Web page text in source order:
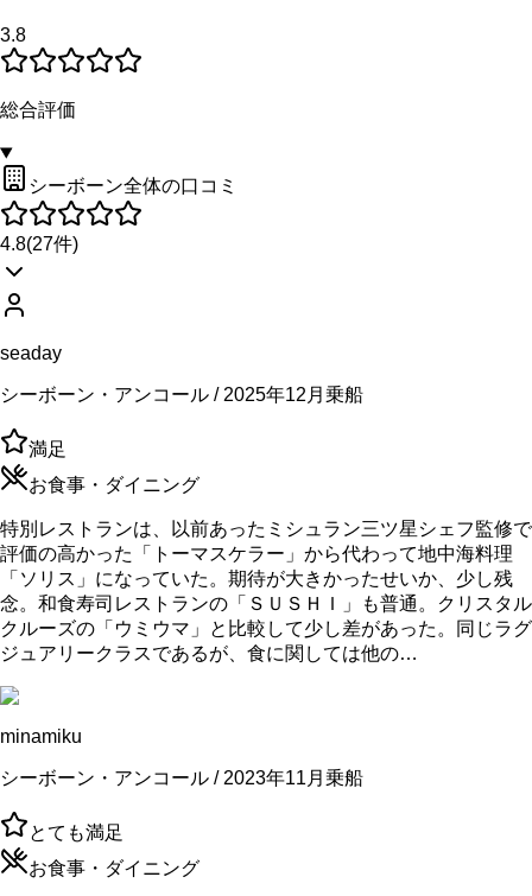
3.8
総合評価
シーボーン全体の口コミ
4.8(27件)
seaday
シーボーン・アンコール / 2025年12月乗船
満足
お食事・ダイニング
特別レストランは、以前あったミシュラン三ツ星シェフ監修で
評価の高かった「トーマスケラー」から代わって地中海料理
「ソリス」になっていた。期待が大きかったせいか、少し残
念。和食寿司レストランの「ＳＵＳＨＩ」も普通。クリスタル
クルーズの「ウミウマ」と比較して少し差があった。同じラグ
ジュアリークラスであるが、食に関しては他の…
minamiku
シーボーン・アンコール / 2023年11月乗船
とても満足
お食事・ダイニング